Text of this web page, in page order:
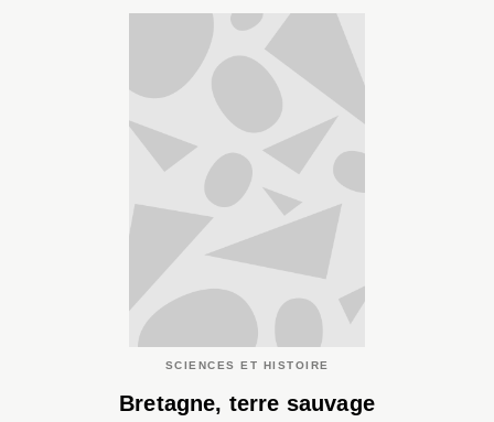
SCIENCES ET HISTOIRE
Bretagne, terre sauvage